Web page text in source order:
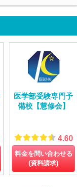
医学部受験専門予
備校【慧修会】
4.60
料金を問い合わせる
(資料請求)